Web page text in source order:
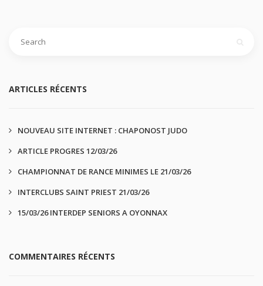
ARTICLES RÉCENTS
NOUVEAU SITE INTERNET : CHAPONOST JUDO
ARTICLE PROGRES 12/03/26
CHAMPIONNAT DE RANCE MINIMES LE 21/03/26
INTERCLUBS SAINT PRIEST 21/03/26
15/03/26 INTERDEP SENIORS A OYONNAX
COMMENTAIRES RÉCENTS